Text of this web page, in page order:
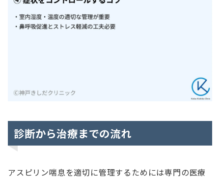
診断から治療までの流れ
アスピリン喘息を適切に管理するためには専門の医療